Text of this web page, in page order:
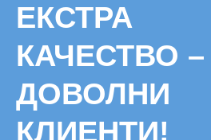
ЕКСТРА
КАЧЕСТВО –
ДОВОЛНИ
КЛИЕНТИ!